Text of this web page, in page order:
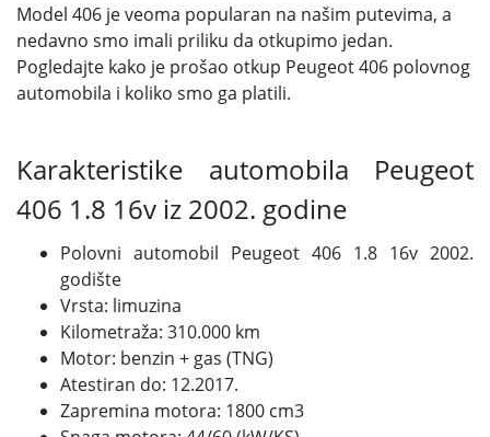
Model 406 je veoma popularan na našim putevima, a
nedavno smo imali priliku da otkupimo jedan.
Pogledajte kako je prošao otkup Peugeot 406 polovnog
automobila i koliko smo ga platili.
Karakteristike automobila Peugeot
406 1.8 16v iz 2002. godine
Polovni automobil Peugeot 406 1.8 16v 2002.
godište
Vrsta: limuzina
Kilometraža: 310.000 km
Motor: benzin + gas (TNG)
Atestiran do: 12.2017.
Zapremina motora: 1800 cm3